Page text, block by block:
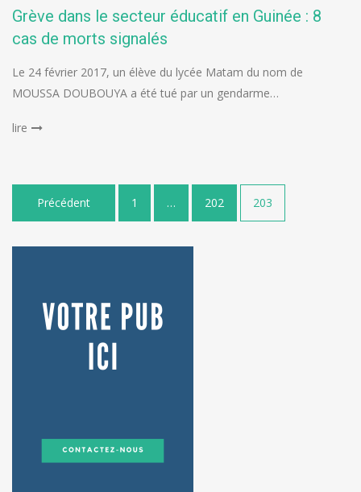
Grève dans le secteur éducatif en Guinée : 8
cas de morts signalés
Le 24 février 2017, un élève du lycée Matam du nom de
MOUSSA DOUBOUYA a été tué par un gendarme…
lire
Pagination
des
publications
Précédent 1 … 202 203